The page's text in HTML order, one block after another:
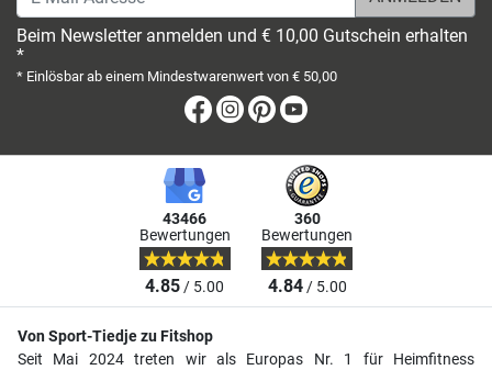
Beim Newsletter anmelden und € 10,00 Gutschein erhalten
*
* Einlösbar ab einem Mindestwarenwert von € 50,00
Facebook
Instagram
Pinterest
43466
Bewertungen
4.85/ 5.00
360
Bewertungen
4.84/ 5.00
Von Sport-Tiedje zu Fitshop
Seit Mai 2024 treten wir als Europas Nr. 1 für Heimfitness